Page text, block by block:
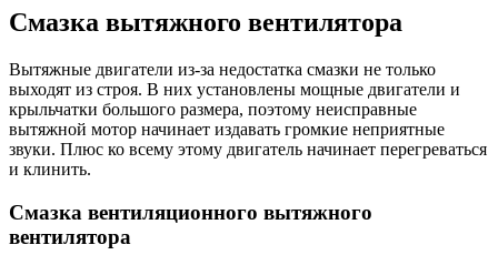
Смазка вытяжного вентилятора
Вытяжные двигатели из-за недостатка смазки не только
выходят из строя. В них установлены мощные двигатели и
крыльчатки большого размера, поэтому неисправные
вытяжной мотор начинает издавать громкие неприятные
звуки. Плюс ко всему этому двигатель начинает перегреваться
и клинить.
Смазка вентиляционного вытяжного
вентилятора